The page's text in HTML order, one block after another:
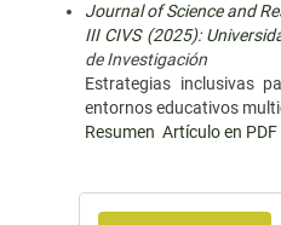
Journal of Science and
III CIVS (2025):
de Investigación
Estrategias inclusivas
entornos educativos
Resumen Artículo en PDF